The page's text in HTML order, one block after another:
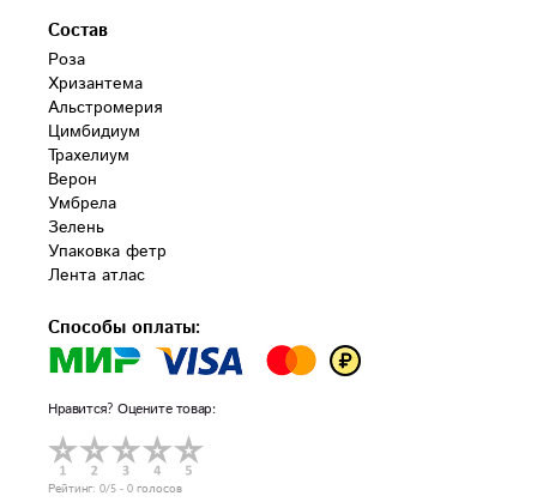
Состав
Роза
Хризантема
Альстромерия
Цимбидиум
Трахелиум
Верон
Умбрела
Зелень
Упаковка фетр
Лента атлас
Способы оплаты:
Нравится? Оцените товар:
Рейтинг: 0/5 - 0 голосов